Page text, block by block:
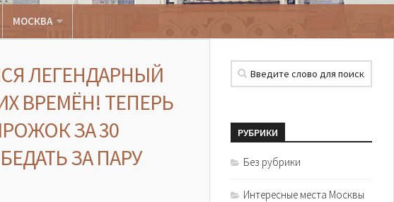
МОСКВА
ЛЕГЕНДАРНЫЙ
ВРЕМЁН! ТЕПЕРЬ
ЗА 30
ЗА ПАРУ
РУБРИКИ
Без рубрики
Интересные места Москвы